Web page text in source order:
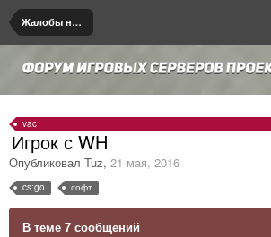
Жалобы на игроков/админов
vac
Игрок с WH
Опубликовал Tuz, 21 мая, 2016
cs:go софт
В теме 7 сообщений